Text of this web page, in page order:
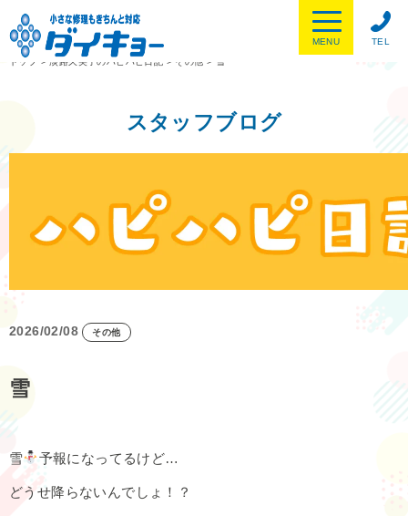
TEL
MENU
トップ
> 淡路久美子のハピハピ日記 > その他 > 雪
スタッフブログ
2026/02/08 その他
雪
雪 予報になってるけど…
どうせ降らないんでしょ！？